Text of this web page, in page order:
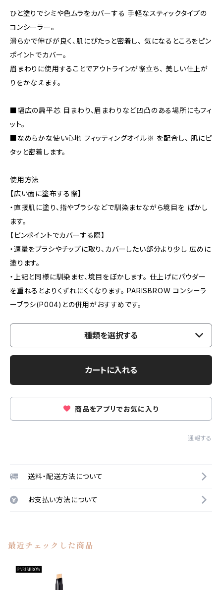
ひと塗りでシミや色ムラをカバーする 手軽なスティックタイプの
コンシーラー。
滑らかで伸びが良く、肌にぴたっと密着し、 気になるところをピン
ポイントでカバー。
眉まわりに使用することでアウトラインが際立ち、 美しい仕上が
りをかなえます。
■幅広の扁平芯 目まわり、眉まわりなど凹凸のある場所にもフィ
ット。
■なめらかな使い心地 フィッティングオイル※ を配合し、 肌にピ
タッと密着します。
使用方法
【広い面に塗布する際】
・直接肌に塗り、指やブラシなどで馴染ませながら境目を ぼかし
ます。
【ピンポイントでカバーする際】
・適量をブラシやチップに取り、カバーしたい部分より少し 広めに
塗ります。
・上記と同様に馴染ませ、境目をぼかします。 仕上げにパウダー
を重ねるとよりくずれにくくなります。 PARISBROW コンシーラ
ーブラシ(P004)との併用がおすすめです。
種類を選択する
カートに入れる
商品をアプリでお気に入り
通報する
送料・配送方法について
お支払い方法について
最近チェックした商品